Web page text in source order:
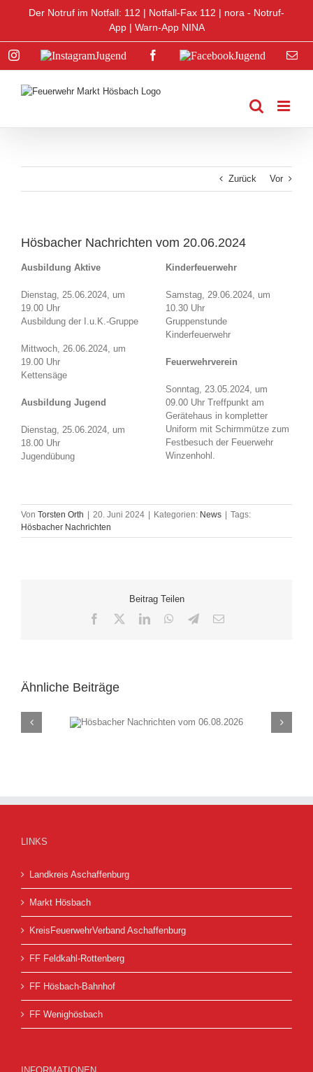
Der Notruf im Notfall: 112 | Notfall-Fax 112 | nora - Notruf-
App| Warn-App NINA
InstagramInstagram
Facebook
Facebook
E-
Zurück Vor
Hösbacher Nachrichten vom 20.06.2024
Ausbildung Aktive
Dienstag, 25.06.2024, um
19.00 Uhr
Ausbildung der I.u.K.-Gruppe
Mittwoch, 26.06.2024, um
19.00 Uhr
Kettensäge
Ausbildung Jugend
Dienstag, 25.06.2024, um
18.00 Uhr
Jugendübung
Kinderfeuerwehr
Samstag, 29.06.2024, um
10.30 Uhr
Gruppenstunde
Kinderfeuerwehr
Feuerwehrverein
Sonntag, 23.05.2024, um
09.00 Uhr Treffpunkt am
Gerätehaus in kompletter
Uniform mit Schirmmütze zum
Festbesuch der Feuerwehr
Winzenhohl.
Von Torsten Orth 20. Juni 2024 Kategorien: News
Tags:
Hösbacher Nachrichten
Beitrag Teilen
Facebook LinkedInWhatsApp
Telegram
E-
Ähnliche Beiträge
vom
Hösbacher
LINKS
Landkreis Aschaffenburg
Markt Hösbach
KreisFeuerwehrVerband Aschaffenburg
FF Feldkahl-Rottenberg
FF Hösbach-Bahnhof
FF Wenighösbach